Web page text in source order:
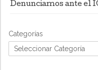
Denunciamos ante el
Categorías